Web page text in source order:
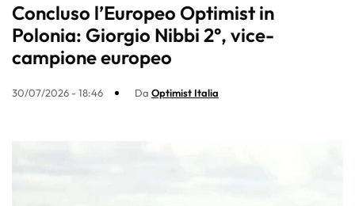
Concluso l’Europeo Optimist in
Polonia: Giorgio Nibbi 2°, vice-
campione europeo
30/07/2026 - 18:46 Da Optimist Italia